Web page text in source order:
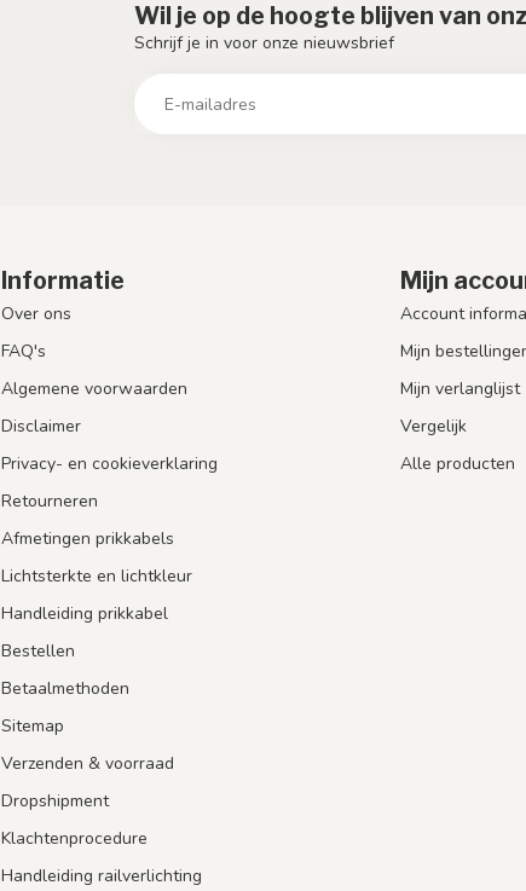
Wil je op de hoogte blijven van
Schrijf je in voor onze nieuwsbrief
Informatie
Over ons
FAQ's
Algemene voorwaarden
Disclaimer
Privacy- en cookieverklaring
Retourneren
Afmetingen prikkabels
Lichtsterkte en lichtkleur
Handleiding prikkabel
Bestellen
Betaalmethoden
Sitemap
Verzenden & voorraad
Dropshipment
Klachtenprocedure
Handleiding railverlichting
Mijn
Account
Mijn
Mijn verlanglijst
Vergelijk
Alle producten